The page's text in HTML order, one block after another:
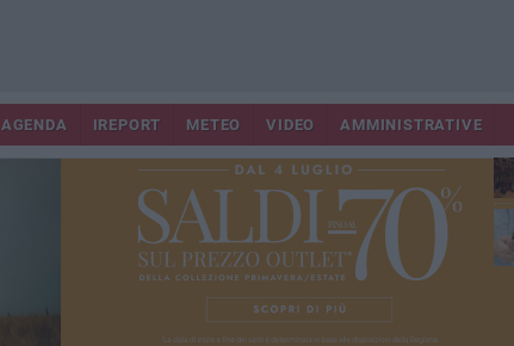
AGENDA IREPORT METEO VIDEO AMMINISTRATIVE